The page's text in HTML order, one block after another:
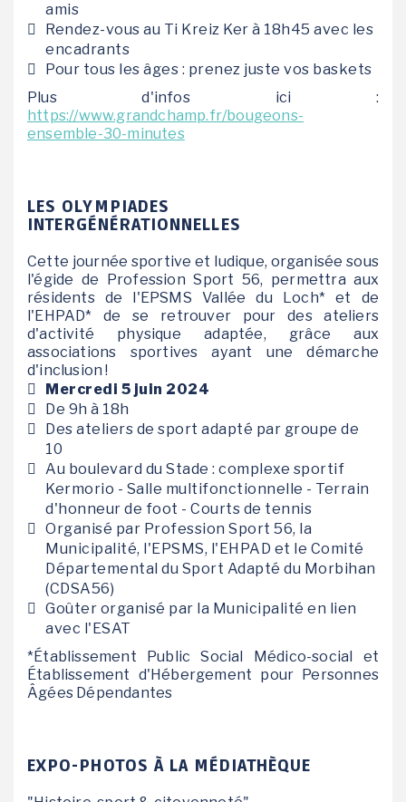
amis
Rendez-vous au Ti Kreiz Ker à 18h45 avec les
encadrants
Pour tous les âges : prenez juste vos baskets
Plus d'infos ici :
https://www.grandchamp.fr/bougeons-
ensemble-30-minutes
LES OLYMPIADES
INTERGÉNÉRATIONNELLES
Cette journée sportive et ludique, organisée sous
l'égide de Profession Sport 56, permettra aux
résidents de l'EPSMS Vallée du Loch* et de
l'EHPAD* de se retrouver pour des ateliers
d'activité physique adaptée, grâce aux
associations sportives ayant une démarche
d'inclusion !
Mercredi 5 juin 2024
De 9h à 18h
Des ateliers de sport adapté par groupe de
10
Au boulevard du Stade : complexe sportif
Kermorio - Salle multifonctionnelle - Terrain
d'honneur de foot - Courts de tennis
Organisé par Profession Sport 56, la
Municipalité, l'EPSMS, l'EHPAD et le Comité
Départemental du Sport Adapté du Morbihan
(CDSA56)
Goûter organisé par la Municipalité en lien
avec l'ESAT
*Établissement Public Social Médico-social et
Établissement d'Hébergement pour Personnes
Âgées Dépendantes
EXPO-PHOTOS À LA MÉDIATHÈQUE